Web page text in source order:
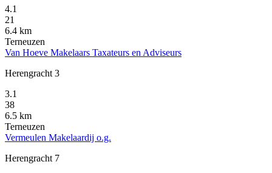
4.1
21
6.4 km
Terneuzen
Van Hoeve Makelaars Taxateurs en Adviseurs
Herengracht 3
3.1
38
6.5 km
Terneuzen
Vermeulen Makelaardij o.g.
Herengracht 7